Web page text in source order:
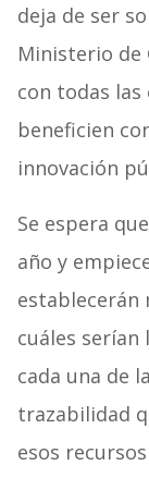
deja de ser
Ministerio de
con todas las
beneficien
innovación
Se espera
año y
establecerán
cuáles
cada una de
trazabilidad
esos